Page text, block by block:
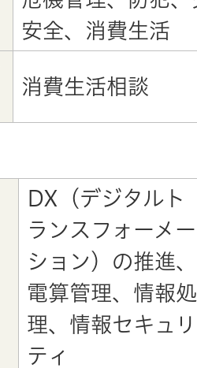
安全、消費生活
消費生活相談
DX（デジタルト
ランスフォーメー
ション）の推進、
電算管理、情報処
理、情報セキュリ
ティ